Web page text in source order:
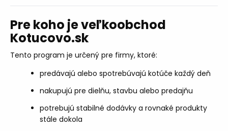
Pre koho je veľkoobchod
Kotucovo.sk
Tento program je určený pre firmy, ktoré:
predávajú alebo spotrebúvajú kotúče každý deň
nakupujú pre dielňu, stavbu alebo predajňu
potrebujú stabilné dodávky a rovnaké produkty
stále dokola